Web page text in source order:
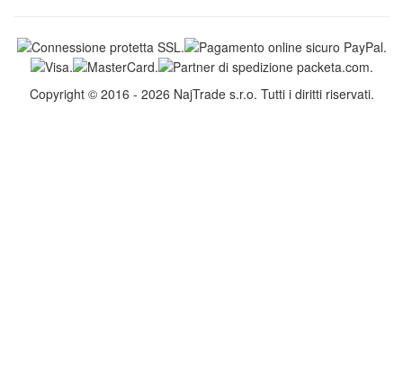
Copyright © 2016 - 2026 NajTrade s.r.o. Tutti i diritti riservati.